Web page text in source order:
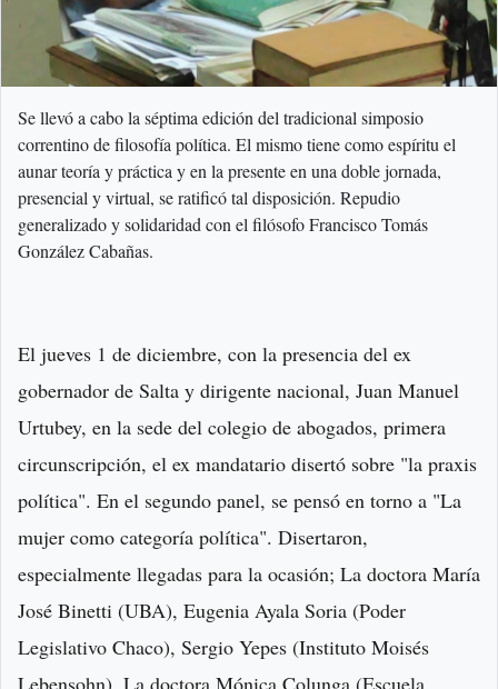
Se llevó a cabo la séptima edición del tradicional simposio
correntino de filosofía política. El mismo tiene como espíritu el
aunar teoría y práctica y en la presente en una doble jornada,
presencial y virtual, se ratificó tal disposición. Repudio
generalizado y solidaridad con el filósofo Francisco Tomás
González Cabañas.
El jueves 1 de diciembre, con la presencia del ex
gobernador de Salta y dirigente nacional, Juan Manuel
Urtubey, en la sede del colegio de abogados, primera
circunscripción, el ex mandatario disertó sobre "la praxis
política". En el segundo panel, se pensó en torno a "La
mujer como categoría política". Disertaron,
especialmente llegadas para la ocasión; La doctora María
José Binetti (UBA), Eugenia Ayala Soria (Poder
Legislativo Chaco), Sergio Yepes (Instituto Moisés
Lebensohn), La doctora Mónica Colunga (Escuela